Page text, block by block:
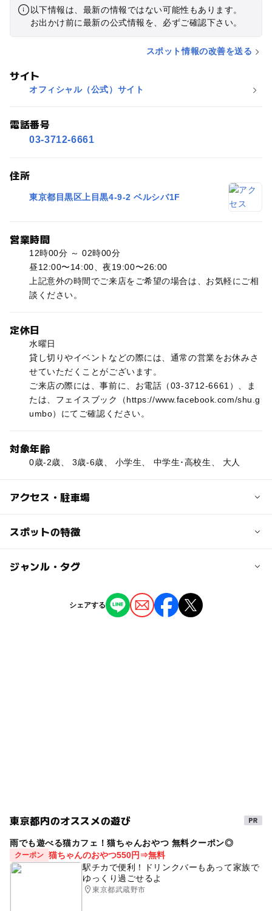
以下情報は、最新の情報ではない可能性もあります。
お出かけ前に最新の公式情報を、必ずご確認下さい。
スポット情報の改善を送る
サイト
オフィシャル（公式）サイト
電話番号
03-3712-6661
住所
東京都目黒区上目黒4-9-2 ベルシバ1F
営業時間
12時00分 ～ 02時00分
昼12:00〜14:00、夜19:00〜26:00
上記意外の時間でご来店をご希望の場合は、お気軽にご相
談ください。
定休日
水曜日
貸し切りやイベントなどの際には、通常の営業をお休みさ
せていただくことがございます。
ご来店の際には、事前に、お電話（03-3712-6661）、ま
たは、フェイスブック（https://www.facebook.com/shu.g
umbo）にてご確認ください。
対象年齢
0歳-2歳、 3歳-6歳、 小学生、 中学生･高校生、 大人
アクセス・駐車場
交通アクセス
スポットの特徴
駐車場あり ー
ー 託児所
ジャンル・タグ
シェアする
東京都内のオススメの遊び
雨でも遊べる猫カフェ！猫ちゃんおやつ 無料クーポン◎
クーポン 猫ちゃんのおやつ550円⇒無料
駅チカで便利！ドリンクバーもあって家族で
ゆっくり過ごせるよ
東京都武蔵野市